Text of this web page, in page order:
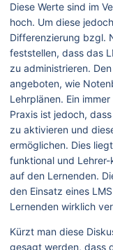
Diese Werte sind im
hoch. Um diese
Differenzierung bzgl.
feststellen, dass das
zu administrieren.
angeboten, wie
Lehrplänen. Ein
Praxis ist jedoch,
zu aktivieren und
ermöglichen. Dies
funktional und
auf den Lernenden.
den Einsatz eines
Lernenden wirklich
Kürzt man diese
gesagt werden, dass